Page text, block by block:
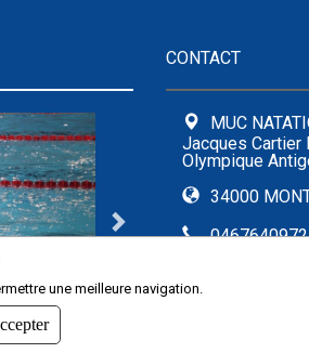
CONTACT
MUC
Jacques Cartier
Olympique
34000
0467640972
une meilleure navigation.